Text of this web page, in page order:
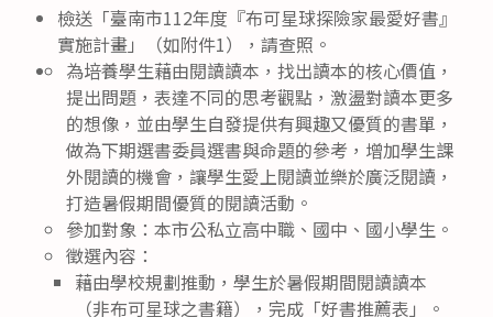
檢送「臺南市112年度『布可星球探險家最愛好書』
實施計畫」（如附件1），請查照。
為培養學生藉由閱讀讀本，找出讀本的核心價值，
提出問題，表達不同的思考觀點，激盪對讀本更多
的想像，並由學生自發提供有興趣又優質的書單，
做為下期選書委員選書與命題的參考，增加學生課
外閱讀的機會，讓學生愛上閱讀並樂於廣泛閱讀，
打造暑假期間優質的閱讀活動。
參加對象：本市公私立高中職、國中、國小學生。
徵選內容：
藉由學校規劃推動，學生於暑假期間閱讀讀本
（非布可星球之書籍），完成「好書推薦表」。